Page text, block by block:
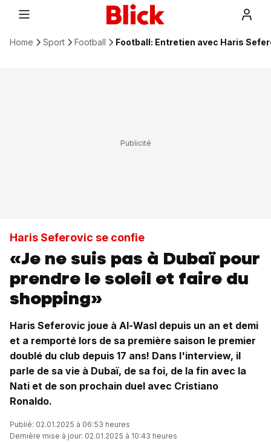
Home Sport Football Football: Entretien avec Haris
Haris Seferovic se confie
«Je ne suis pas à Dubaï pour
prendre le soleil et faire du
shopping»
Haris Seferovic joue à Al-Wasl depuis un an et demi
et a remporté lors de sa première saison le premier
doublé du club depuis 17 ans! Dans l'interview, il
parle de sa vie à Dubaï, de sa foi, de la fin avec la
Nati et de son prochain duel avec Cristiano
Ronaldo.
Publié: 02.01.2025 à 06:53 heures
Dernière mise à jour: 02.01.2025 à 10:43 heures